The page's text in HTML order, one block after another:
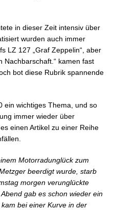
in dieser Zeit intensiv über
wurden auch immer
LZ 127 „Graf Zeppelin“, aber
Nachbarschaft.“ kamen fast
bot diese Rubrik spannende
ein wichtiges Thema, und so
immer wieder über
einen Artikel zu einer Reihe
Motorradunglück zum
beerdigt wurde, starb
morgen verunglückte
gab es schon wieder ein
bei einer Kurve in der